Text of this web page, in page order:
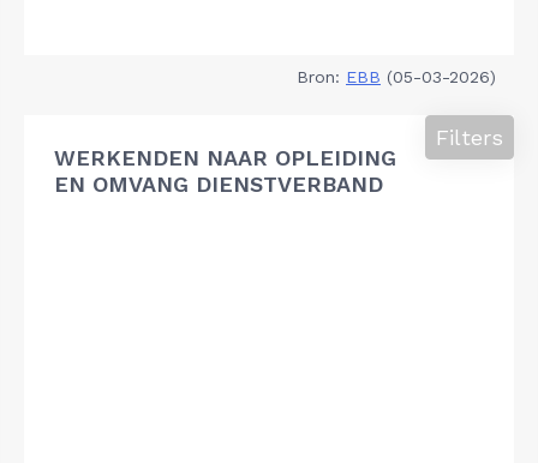
Bron: EBB (05-03-2026)
WERKENDEN NAAR OPLEIDING
EN OMVANG DIENSTVERBAND
Filters